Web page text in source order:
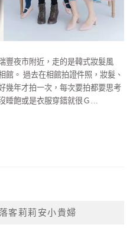
豐夜市附近，走的是韓式妝髮風
館。 過去在相館拍證件照，妝髮、
幾年才拍一次，每次要拍都要思考
睡飽或是衣服穿錯就很Ｇ…
客莉莉安小貴婦